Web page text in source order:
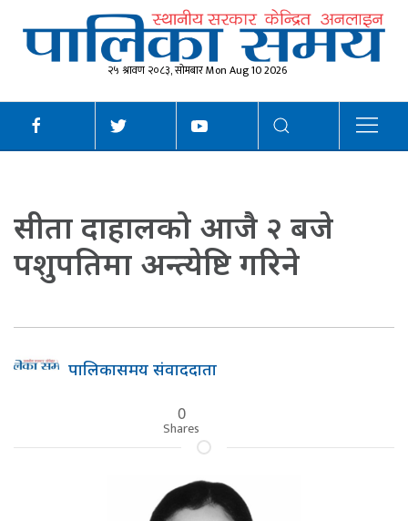
२५ श्रावण २०८३, सोमबार Mon Aug 10 2026
सीता दाहालको आजै २ बजे
पशुपतिमा अन्त्येष्टि गरिने
पालिकासमय संवाददाता
0
Shares